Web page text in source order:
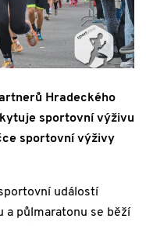
Hradeckého
sportovní výživu
sportovní výživy
událostí
a půlmaratonu se běží